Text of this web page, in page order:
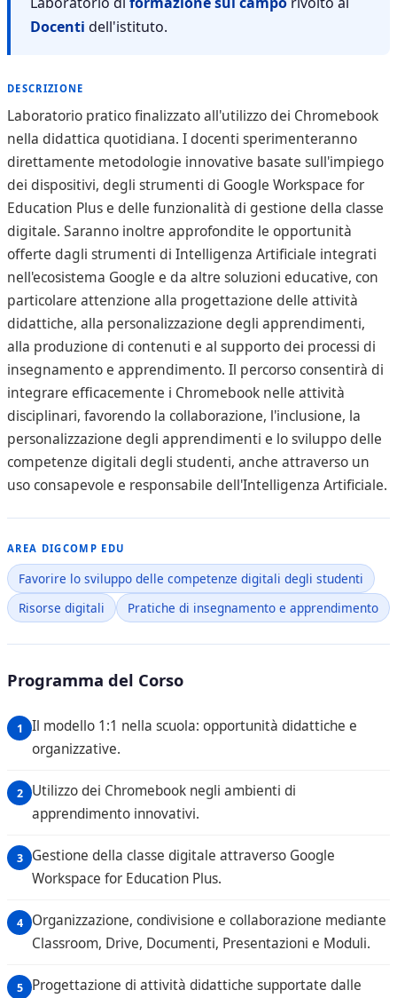
Docenti dell'istituto.
DESCRIZIONE
Laboratorio pratico finalizzato all'utilizzo dei Chromebook
nella didattica quotidiana. I docenti sperimenteranno
direttamente metodologie innovative basate sull'impiego
dei dispositivi, degli strumenti di Google Workspace for
Education Plus e delle funzionalità di gestione della classe
digitale. Saranno inoltre approfondite le opportunità
offerte dagli strumenti di Intelligenza Artificiale integrati
nell'ecosistema Google e da altre soluzioni educative, con
particolare attenzione alla progettazione delle attività
didattiche, alla personalizzazione degli apprendimenti,
alla produzione di contenuti e al supporto dei processi di
insegnamento e apprendimento. Il percorso consentirà di
integrare efficacemente i Chromebook nelle attività
disciplinari, favorendo la collaborazione, l'inclusione, la
personalizzazione degli apprendimenti e lo sviluppo delle
competenze digitali degli studenti, anche attraverso un
uso consapevole e responsabile dell'Intelligenza Artificiale.
AREA DIGCOMP EDU
Favorire lo sviluppo delle competenze digitali degli studenti
Risorse digitali
Pratiche di insegnamento e apprendimento
Programma del Corso
Il modello 1:1 nella scuola: opportunità didattiche e
organizzative.
Utilizzo dei Chromebook negli ambienti di
apprendimento innovativi.
Gestione della classe digitale attraverso Google
Workspace for Education Plus.
Organizzazione, condivisione e collaborazione mediante
Classroom, Drive, Documenti, Presentazioni e Moduli.
Progettazione di attività didattiche supportate dalle